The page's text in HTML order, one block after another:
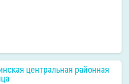
центральная районная